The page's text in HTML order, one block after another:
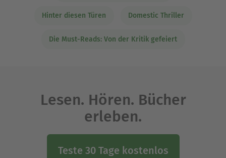
Hinter diesen Türen Domestic Thriller
Die Must-Reads: Von der Kritik gefeiert
Lesen. Hören. Bücher
erleben.
Teste 30 Tage kostenlos